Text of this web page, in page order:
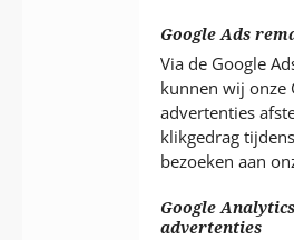
Google Ads
Via de Google
kunnen wij onze
advertenties
klikgedrag
bezoeken aan
Google
advertenties